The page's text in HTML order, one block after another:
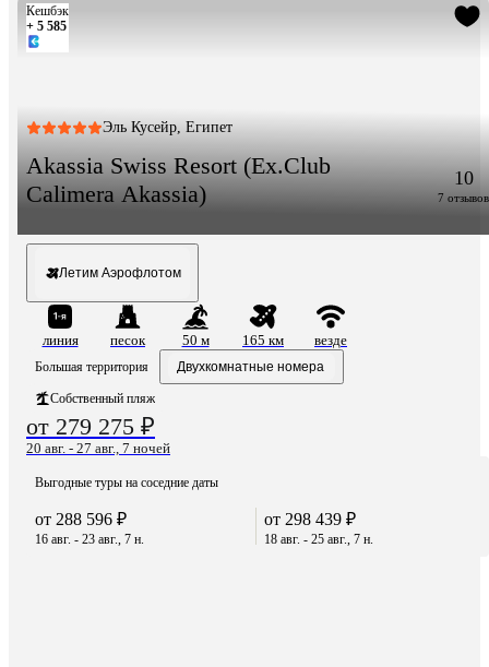
Кешбэк
+ 5 585
Эль Кусейр, Египет
Akassia Swiss Resort (Ex.Club
Calimera Akassia)
10
7 отзывов
Летим Аэрофлотом
линия песок 50 м 165 км
везде
Большая территория
Двухкомнатные номера
Собственный пляж
от 279 275 ₽
20 авг. - 27 авг., 7 ночей
Выгодные туры на соседние даты
от 288 596 ₽
16 авг. - 23 авг., 7 н.
от 298 439 ₽
18 авг. - 25 авг., 7 н.